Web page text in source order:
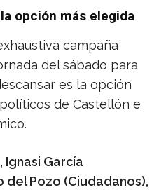
opción más elegida
campaña
del sábado para
es la opción
de Castellón e
Ignasi García
del Pozo (Ciudadanos),